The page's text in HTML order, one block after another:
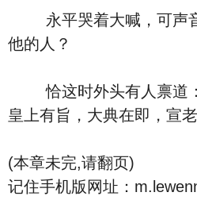
永平哭着大喊，可声音
他的人？
恰这时外头有人禀道：
皇上有旨，大典在即，宣
(本章未完,请翻页)
记住手机版网址：